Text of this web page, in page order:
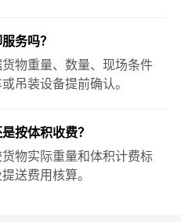
务吗？
物重量、数量、现场条件
吊装设备提前确认。
按体积收费？
物实际重量和体积计费标
送费用核算。